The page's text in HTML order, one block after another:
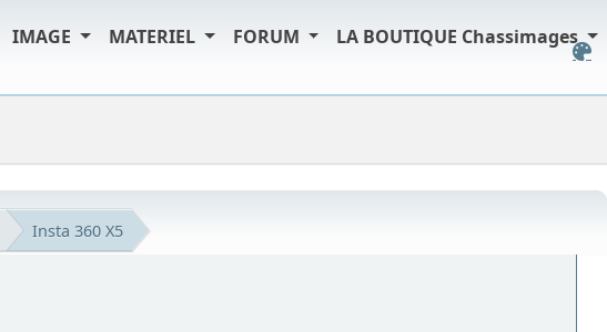
IMAGE MATERIEL FORUM LA BOUTIQUE Chassimages
Insta 360 X5